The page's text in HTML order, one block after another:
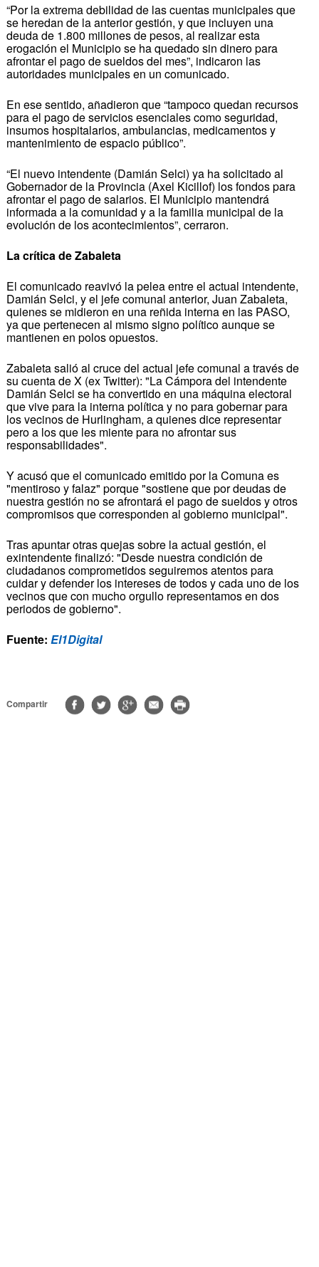
“Por la extrema debilidad de las cuentas municipales que
se heredan de la anterior gestión, y que incluyen una
deuda de 1.800 millones de pesos, al realizar esta
erogación el Municipio se ha quedado sin dinero para
afrontar el pago de sueldos del mes”, indicaron las
autoridades municipales en un comunicado.
En ese sentido, añadieron que “tampoco quedan recursos
para el pago de servicios esenciales como seguridad,
insumos hospitalarios, ambulancias, medicamentos y
mantenimiento de espacio público”.
“El nuevo intendente (Damián Selci) ya ha solicitado al
Gobernador de la Provincia (Axel Kicillof) los fondos para
afrontar el pago de salarios. El Municipio mantendrá
informada a la comunidad y a la familia municipal de la
evolución de los acontecimientos”, cerraron.
La crítica de Zabaleta
El comunicado reavivó la pelea entre el actual intendente,
Damián Selci, y el jefe comunal anterior, Juan Zabaleta,
quienes se midieron en una reñida interna en las PASO,
ya que pertenecen al mismo signo político aunque se
mantienen en polos opuestos.
Zabaleta salió al cruce del actual jefe comunal a través de
su cuenta de X (ex Twitter): "La Cámpora del intendente
Damián Selci se ha convertido en una máquina electoral
que vive para la interna política y no para gobernar para
los vecinos de Hurlingham, a quienes dice representar
pero a los que les miente para no afrontar sus
responsabilidades".
Y acusó que el comunicado emitido por la Comuna es
"mentiroso y falaz" porque "sostiene que por deudas de
nuestra gestión no se afrontará el pago de sueldos y otros
compromisos que corresponden al gobierno municipal".
Tras apuntar otras quejas sobre la actual gestión, el
exintendente finalizó: "Desde nuestra condición de
ciudadanos comprometidos seguiremos atentos para
cuidar y defender los intereses de todos y cada uno de los
vecinos que con mucho orgullo representamos en dos
periodos de gobierno".
Fuente: El1Digital
Compartir